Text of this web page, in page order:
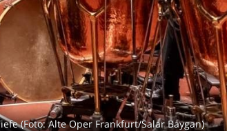
(Foto: Alte Oper Frankfurt/Salar Baygan)